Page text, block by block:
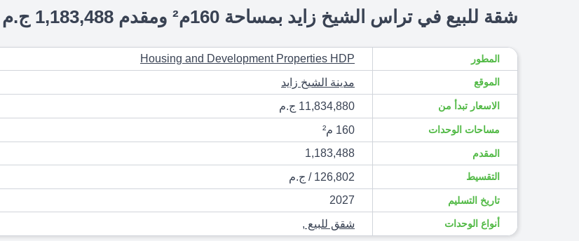
شقة للبيع في تراس الشيخ زايد بمساحة 160م² ومقدم 1,183,488 ج.م
المطور Housing and Development Properties HDP
الموقع مدينة الشيخ زايد
الاسعار تبدأ من 11,834,880 ج.م
مساحات الوحدات 160 م²
المقدم 1,183,488
التقسيط 126,802 / ج.م
تاريخ التسليم 2027
أنواع الوحدات شقق للبيع ,